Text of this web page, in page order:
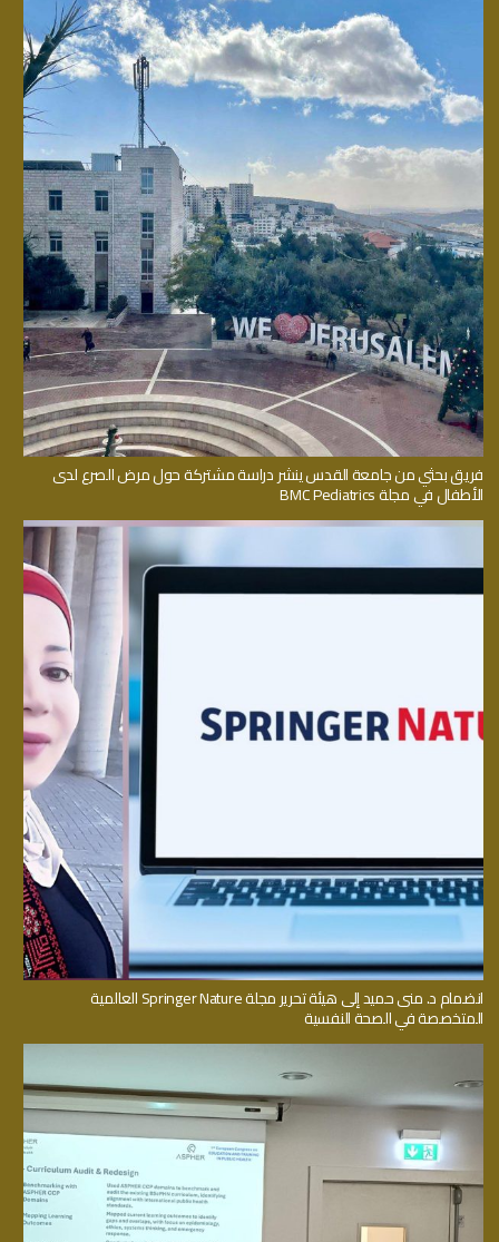
فريق بحثي من جامعة القدس ينشر دراسة مشتركة حول مرض الصرع لدى
الأطفال في مجلة BMC Pediatrics
انضمام د. منى حميد إلى هيئة تحرير مجلة Springer Nature العالمية
المتخصصة في الصحة النفسية